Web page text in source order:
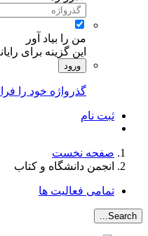
من را بیاد آور
این گزینه برای
ورود
گذرواژه خود را
ثبت نام
صفحه نخست
انجمن دانشگاه و کتاب
تمامی فعالیت ها
Search...